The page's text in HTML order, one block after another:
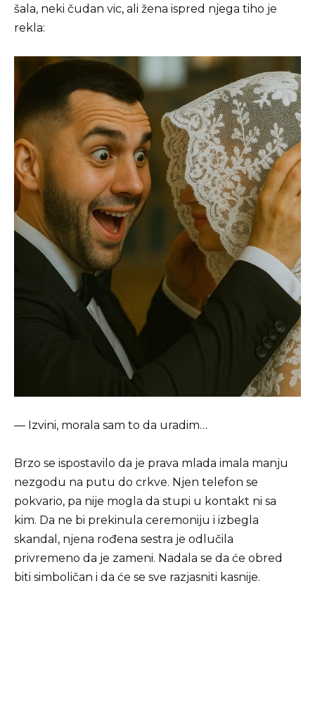
šala, neki čudan vic, ali žena ispred njega tiho je
rekla:
— Izvini, morala sam to da uradim…
Brzo se ispostavilo da je prava mlada imala manju
nezgodu na putu do crkve. Njen telefon se
pokvario, pa nije mogla da stupi u kontakt ni sa
kim. Da ne bi prekinula ceremoniju i izbegla
skandal, njena rođena sestra je odlučila
privremeno da je zameni. Nadala se da će obred
biti simboličan i da će se sve razjasniti kasnije.